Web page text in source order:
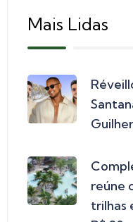
Mais Lidas
reúne
trilhas